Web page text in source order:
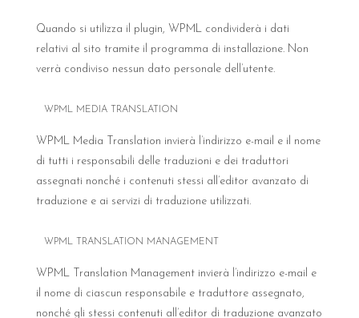
Quando si utilizza il plugin, WPML condividerà i dati
relativi al sito tramite il programma di installazione. Non
verrà condiviso nessun dato personale dell’utente.
WPML MEDIA TRANSLATION
WPML Media Translation invierà l’indirizzo e-mail e il nome
di tutti i responsabili delle traduzioni e dei traduttori
assegnati nonché i contenuti stessi all’editor avanzato di
traduzione e ai servizi di traduzione utilizzati.
WPML TRANSLATION MANAGEMENT
WPML Translation Management invierà l’indirizzo e-mail e
il nome di ciascun responsabile e traduttore assegnato,
nonché gli stessi contenuti all’editor di traduzione avanzato